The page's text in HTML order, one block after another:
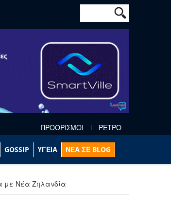
Φόρμα
Αναζήτηση
ΠΡΟΟΡΙΣΜΟΙ ΡΕΤΡΟ
GOSSIP ΥΓΕΙΑ ΝΕΑ ΣΕ BLOG
με Νέα Ζηλανδία